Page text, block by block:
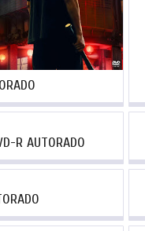
R AUTORADO